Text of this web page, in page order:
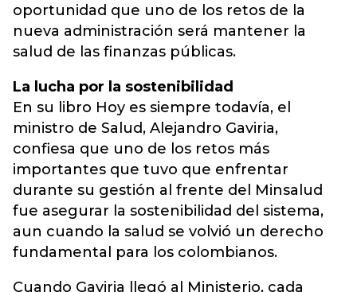
oportunidad que uno de los retos de la
nueva administración será mantener la
salud de las finanzas públicas.
La lucha por la sostenibilidad
En su libro Hoy es siempre todavía, el
ministro de Salud, Alejandro Gaviria,
confiesa que uno de los retos más
importantes que tuvo que enfrentar
durante su gestión al frente del Minsalud
fue asegurar la sostenibilidad del sistema,
aun cuando la salud se volvió un derecho
fundamental para los colombianos.
Cuando Gaviria llegó al Ministerio, cada